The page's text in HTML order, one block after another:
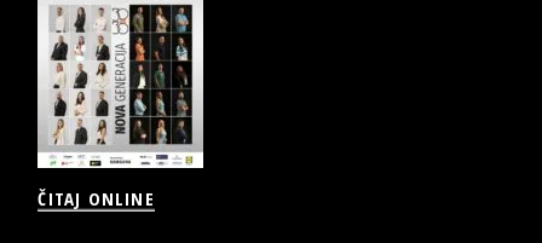
ČITAJ ONLINE